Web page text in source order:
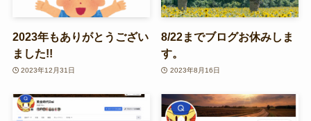
2023年もありがとうござい
ました!!
2023年12月31日
8/22までブログお休みしま
す。
2023年8月16日